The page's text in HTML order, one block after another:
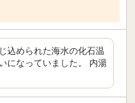
込められた海水の化石温
になっていました。 内湯